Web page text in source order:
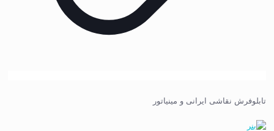
تابلوفرش نقاشی ایرانی و مینیاتور